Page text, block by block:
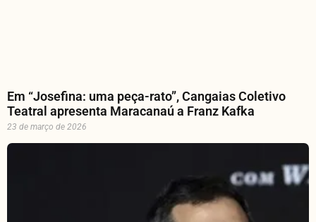
Em “Josefina: uma peça-rato”, Cangaias Coletivo
Teatral apresenta Maracanaú a Franz Kafka
23 de março de 2026